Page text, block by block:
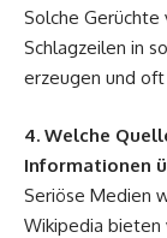
Solche
Schlagzeilen in
erzeugen und
4. Welche
Informationen
Seriöse Medien
Wikipedia bieten